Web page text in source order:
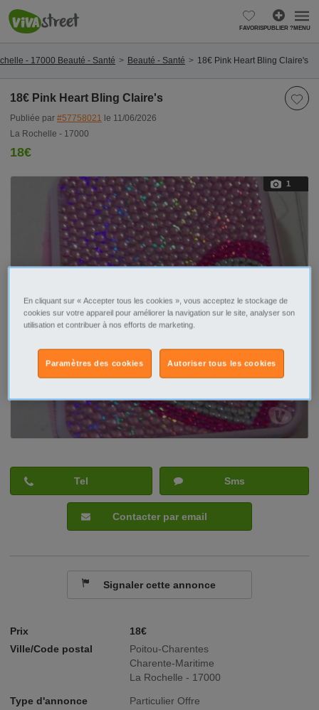
FAVORISPUBLIER ?MENU
- 17000 Beauté - Santé Beauté - Santé 18€ Pink Heart Bling Claire's
18€ Pink Heart Bling Claire's
Publiée par #57758021 le 11/06/2026
La Rochelle - 17000
18€
1
Prix
18€
Ville/Code postal
Poitou-Charentes
Charente-Maritime
La Rochelle - 17000
Type d'annonce Particulier Offre
Tel Sms
Contacter par email
Signaler cette annonce
En cliquant sur « Accepter tous les cookies », vous acceptez le stockage de
cookies sur votre appareil pour améliorer la navigation sur le site, analyser son
utilisation et contribuer à nos efforts de marketing.
Autoriser tous les cookies
Paramètres des cookies